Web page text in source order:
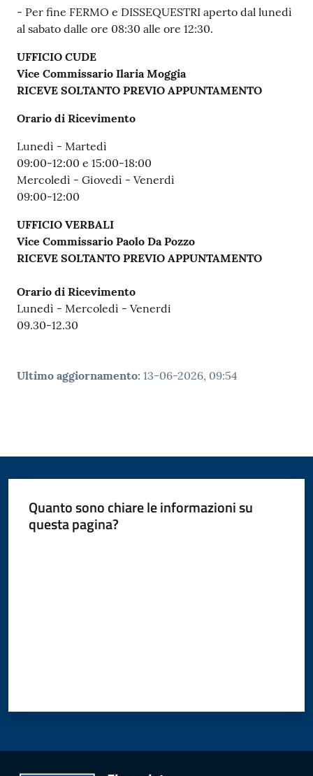
- Per fine FERMO e DISSEQUESTRI aperto dal lunedì
al sabato dalle ore 08:30 alle ore 12:30.
UFFICIO CUDE
Vice Commissario Ilaria Moggia
RICEVE SOLTANTO PREVIO APPUNTAMENTO
Orario di Ricevimento
Lunedì - Martedì
09:00-12:00 e 15:00-18:00
Mercoledì - Giovedì - Venerdì
09:00-12:00
UFFICIO VERBALI
Vice Commissario Paolo Da Pozzo
RICEVE SOLTANTO PREVIO APPUNTAMENTO
Orario di Ricevimento
Lunedì - Mercoledì - Venerdi
09.30-12.30
Ultimo aggiornamento: 13-06-2026, 09:54
Quanto sono chiare le informazioni su
questa pagina?